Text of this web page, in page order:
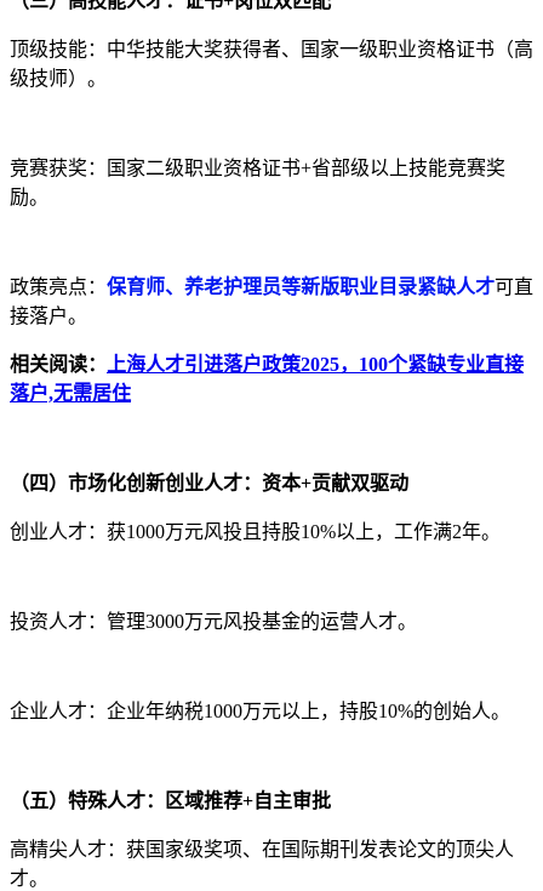
顶级技能：中华技能大奖获得者、国家一级职业资格证书（高
级技师）。
竞赛获奖：国家二级职业资格证书+省部级以上技能竞赛奖
励。
政策亮点： 保育师、养老护理员等新版职业目录紧缺人才可直
接落户。
相关阅读：
上海人才引进落户政策2025，100个紧缺专业直接
落户,无需居住
（四）市场化创新创业人才：资本+贡献双驱动
创业人才：获1000万元风投且持股10%以上，工作满2年。
投资人才：管理3000万元风投基金的运营人才。
企业人才：企业年纳税1000万元以上，持股10%的创始人。
（五）特殊人才：区域推荐+自主审批
高精尖人才：获国家级奖项、在国际期刊发表论文的顶尖人
才。